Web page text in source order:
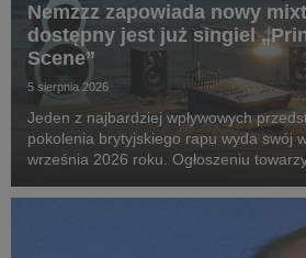
Nemzzz zapowiada nowy
dostępny jest już singiel
Scene”
5 sierpnia 2026
Jeden z najbardziej wpływowych
pokolenia brytyjskiego rapu wyda swój
września 2026 roku. Ogłoszeniu